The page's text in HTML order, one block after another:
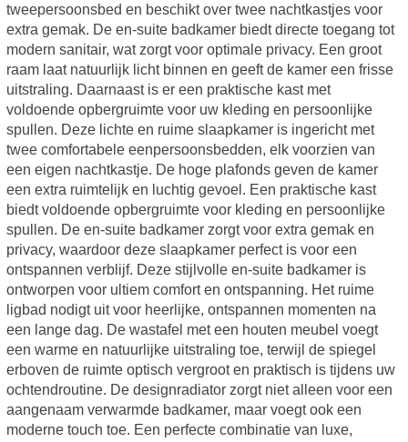
tweepersoonsbed en beschikt over twee nachtkastjes voor
extra gemak. De en-suite badkamer biedt directe toegang tot
modern sanitair, wat zorgt voor optimale privacy. Een groot
raam laat natuurlijk licht binnen en geeft de kamer een frisse
uitstraling. Daarnaast is er een praktische kast met
voldoende opbergruimte voor uw kleding en persoonlijke
spullen. Deze lichte en ruime slaapkamer is ingericht met
twee comfortabele eenpersoonsbedden, elk voorzien van
een eigen nachtkastje. De hoge plafonds geven de kamer
een extra ruimtelijk en luchtig gevoel. Een praktische kast
biedt voldoende opbergruimte voor kleding en persoonlijke
spullen. De en-suite badkamer zorgt voor extra gemak en
privacy, waardoor deze slaapkamer perfect is voor een
ontspannen verblijf. Deze stijlvolle en-suite badkamer is
ontworpen voor ultiem comfort en ontspanning. Het ruime
ligbad nodigt uit voor heerlijke, ontspannen momenten na
een lange dag. De wastafel met een houten meubel voegt
een warme en natuurlijke uitstraling toe, terwijl de spiegel
erboven de ruimte optisch vergroot en praktisch is tijdens uw
ochtendroutine. De designradiator zorgt niet alleen voor een
aangenaam verwarmde badkamer, maar voegt ook een
moderne touch toe. Een perfecte combinatie van luxe,